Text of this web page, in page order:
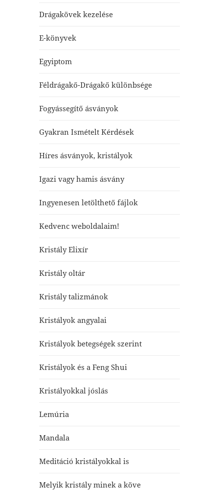
Drágakövek kezelése
E-könyvek
Egyiptom
Féldrágakő-Drágakő különbsége
Fogyássegítő ásványok
Gyakran Ismételt Kérdések
Híres ásványok, kristályok
Igazi vagy hamis ásvány
Ingyenesen letölthető fájlok
Kedvenc weboldalaim!
Kristály Elixír
Kristály oltár
Kristály talizmánok
Kristályok angyalai
Kristályok betegségek szerint
Kristályok és a Feng Shui
Kristályokkal jóslás
Lemúria
Mandala
Meditáció kristályokkal is
Melyik kristály minek a köve